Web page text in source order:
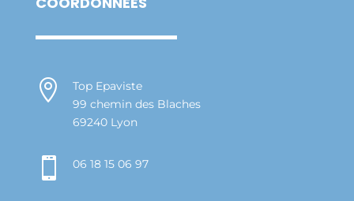

Top Epaviste
99 chemin des Blaches
69240 Lyon
 06 18 15 06 97